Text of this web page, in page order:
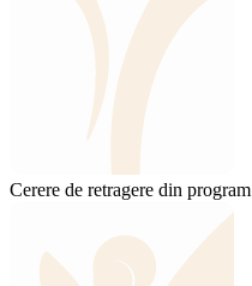
Cerere de retragere din